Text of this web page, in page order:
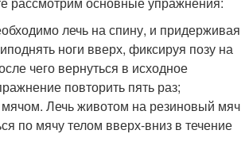
лечь на спину, и придерживая
ноги вверх, фиксируя позу на
чего вернуться в исходное
повторить пять раз;
Лечь животом на резиновый мяч
по мячу телом вверх-вниз в течение